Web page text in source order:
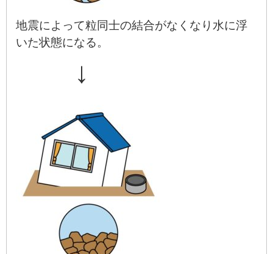
地震によって粒同士の結合がなくなり水に浮
いた状態になる。
↓